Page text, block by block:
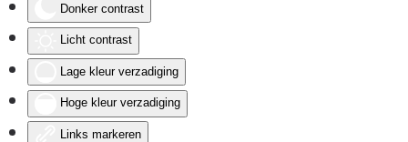
Donker contrast
Licht contrast
Lage kleur verzadiging
Hoge kleur verzadiging
Links markeren